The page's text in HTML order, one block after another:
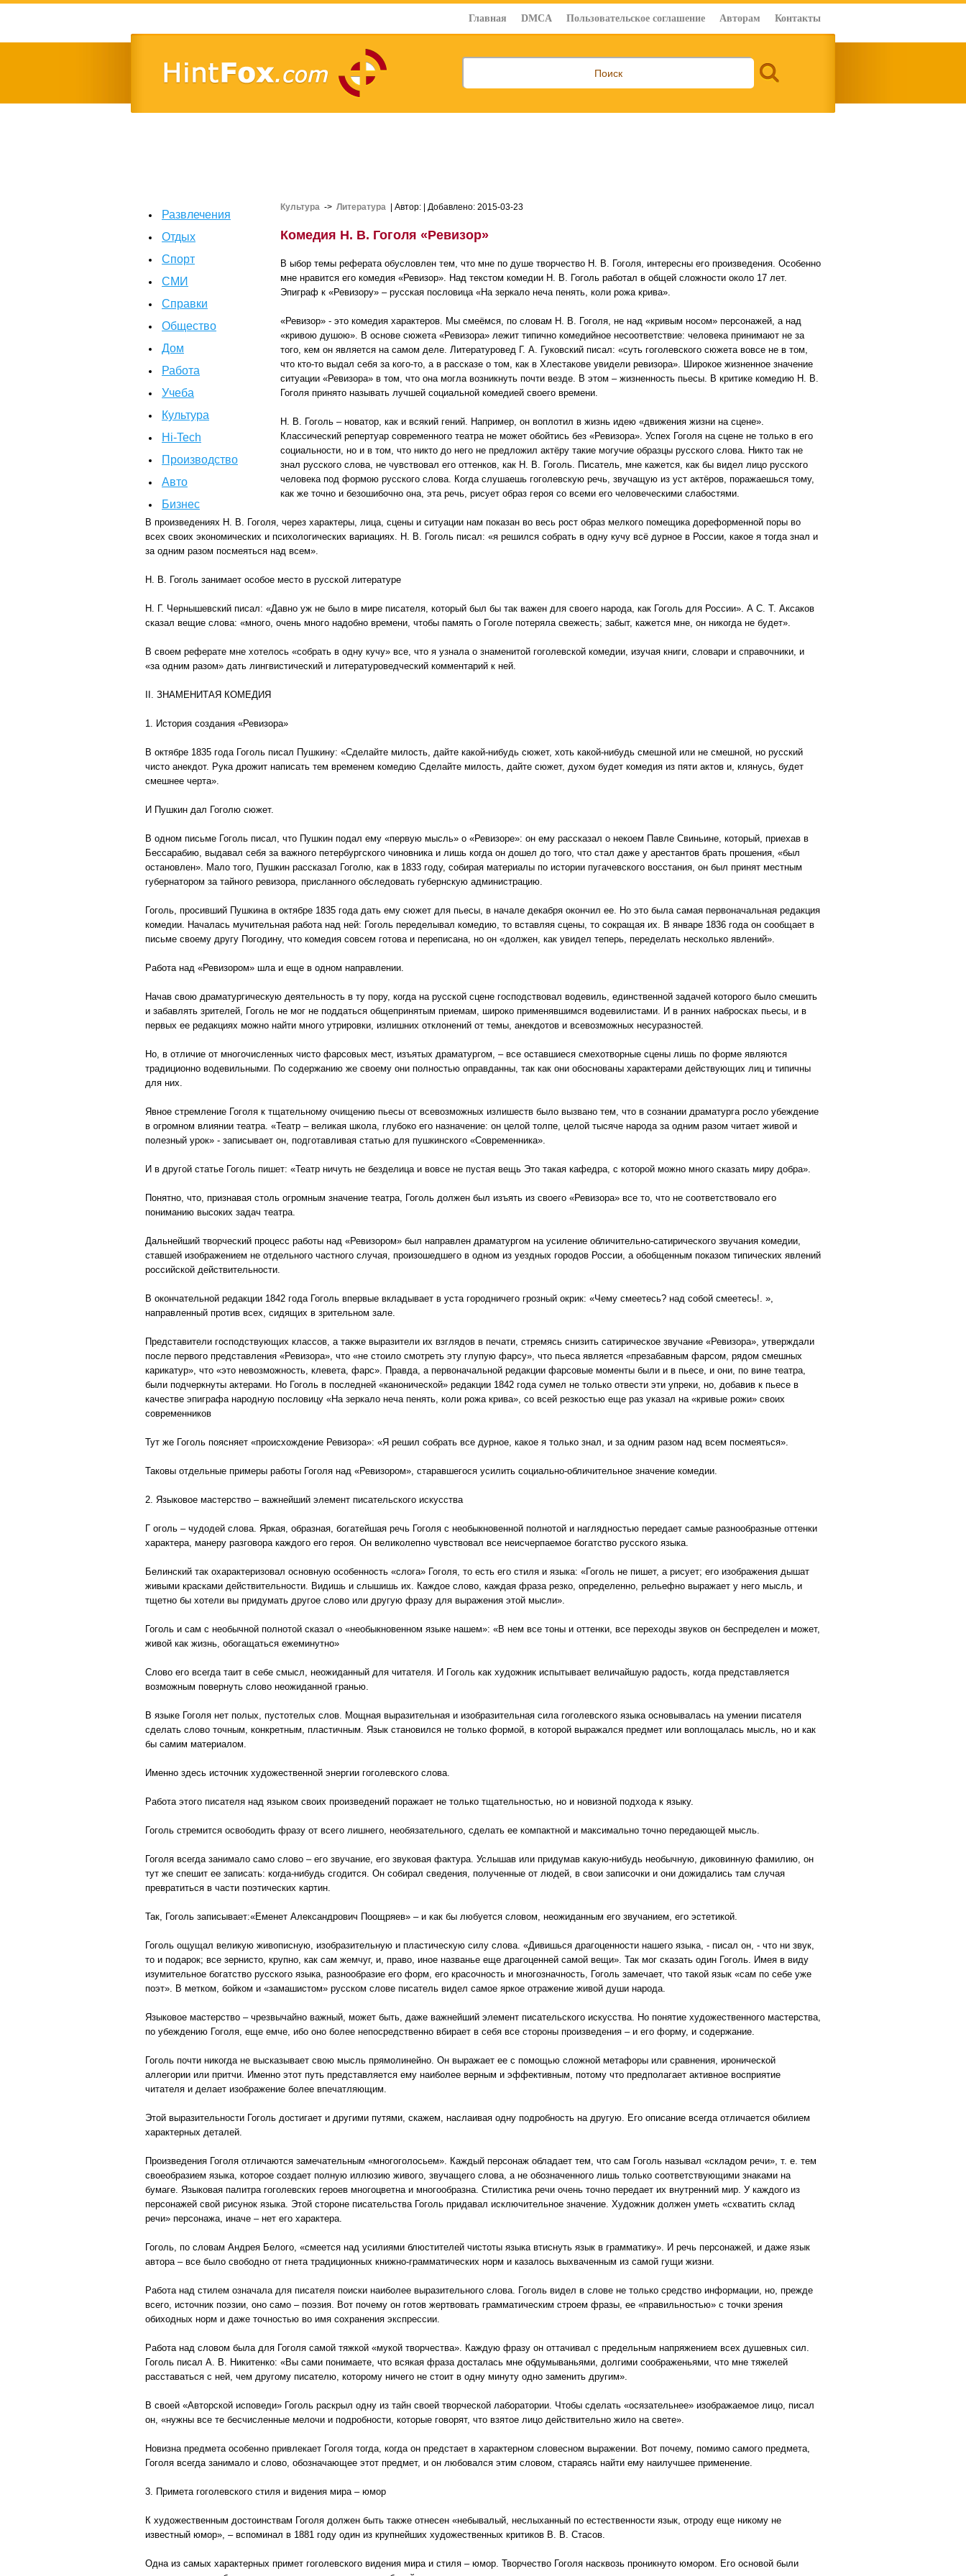
Главная DMCA Пользовательское соглашение Авторам Контакты
Развлечения
Отдых
Спорт
СМИ
Справки
Общество
Дом
Работа
Учеба
Культура
Hi-Tech
Производство
Авто
Бизнес
Культура -> Литература | Автор: | Добавлено: 2015-03-23
Комедия Н. В. Гоголя «Ревизор»
В ыбор темы реферата обусловлен тем, что мне по душе творчество Н. В. Гоголя, интересны его произведения. Особенно
мне нравится его комедия «Ревизор». Над текстом комедии Н. В. Гоголь работал в общей сложности около 17 лет.
Эпиграф к «Ревизору» – русская пословица «На зеркало неча пенять, коли рожа крива».
«Ревизор» - это комедия характеров. Мы смеёмся, по словам Н. В. Гоголя, не над «кривым носом» персонажей, а над
«кривою душою». В основе сюжета «Ревизора» лежит типично комедийное несоответствие: человека принимают не за
того, кем он является на самом деле. Литературовед Г. А. Гуковский писал: «суть гоголевского сюжета вовсе не в том,
что кто-то выдал себя за кого-то, а в рассказе о том, как в Хлестакове увидели ревизора». Широкое жизненное значение
ситуации «Ревизора» в том, что она могла возникнуть почти везде. В этом – жизненность пьесы. В критике комедию Н. В.
Гоголя принято называть лучшей социальной комедией своего времени.
Н. В. Гоголь – новатор, как и всякий гений. Например, он воплотил в жизнь идею «движения жизни на сцене».
Классический репертуар современного театра не может обойтись без «Ревизора». Успех Гоголя на сцене не только в его
социальности, но и в том, что никто до него не предложил актёру такие могучие образцы русского слова. Никто так не
знал русского слова, не чувствовал его оттенков, как Н. В. Гоголь. Писатель, мне кажется, как бы видел лицо русского
человека под формою русского слова. Когда слушаешь гоголевскую речь, звучащую из уст актёров, поражаешься тому,
как же точно и безошибочно она, эта речь, рисует образ героя со всеми его человеческими слабостями.
В произведениях Н. В. Гоголя, через характеры, лица, сцены и ситуации нам показан во весь рост образ мелкого помещика дореформенной поры во
всех своих экономических и психологических вариациях. Н. В. Гоголь писал: «я решился собрать в одну кучу всё дурное в России, какое я тогда знал и
за одним разом посмеяться над всем».
Н. В. Гоголь занимает особое место в русской литературе
Н. Г. Чернышевский писал: «Давно уж не было в мире писателя, который был бы так важен для своего народа, как Гоголь для России». А С. Т. Аксаков
сказал вещие слова: «много, очень много надобно времени, чтобы память о Гоголе потеряла свежесть; забыт, кажется мне, он никогда не будет».
В своем реферате мне хотелось «собрать в одну кучу» все, что я узнала о знаменитой гоголевской комедии, изучая книги, словари и справочники, и
«за одним разом» дать лингвистический и литературоведческий комментарий к ней.
II. ЗНАМЕНИТАЯ КОМЕДИЯ
1. История создания «Ревизора»
В октябре 1835 года Гоголь писал Пушкину: «Сделайте милость, дайте какой-нибудь сюжет, хоть какой-нибудь смешной или не смешной, но русский
чисто анекдот. Рука дрожит написать тем временем комедию Сделайте милость, дайте сюжет, духом будет комедия из пяти актов и, клянусь, будет
смешнее черта».
И Пушкин дал Гоголю сюжет.
В одном письме Гоголь писал, что Пушкин подал ему «первую мысль» о «Ревизоре»: он ему рассказал о некоем Павле Свиньине, который, приехав в
Бессарабию, выдавал себя за важного петербургского чиновника и лишь когда он дошел до того, что стал даже у арестантов брать прошения, «был
остановлен». Мало того, Пушкин рассказал Гоголю, как в 1833 году, собирая материалы по истории пугачевского восстания, он был принят местным
губернатором за тайного ревизора, присланного обследовать губернскую администрацию.
Гоголь, просивший Пушкина в октябре 1835 года дать ему сюжет для пьесы, в начале декабря окончил ее. Но это была самая первоначальная редакция
комедии. Началась мучительная работа над ней: Гоголь переделывал комедию, то вставляя сцены, то сокращая их. В январе 1836 года он сообщает в
письме своему другу Погодину, что комедия совсем готова и переписана, но он «должен, как увидел теперь, переделать несколько явлений».
Работа над «Ревизором» шла и еще в одном направлении.
Начав свою драматургическую деятельность в ту пору, когда на русской сцене господствовал водевиль, единственной задачей которого было смешить
и забавлять зрителей, Гоголь не мог не поддаться общепринятым приемам, широко применявшимся водевилистами. И в ранних набросках пьесы, и в
первых ее редакциях можно найти много утрировки, излишних отклонений от темы, анекдотов и всевозможных несуразностей.
Но, в отличие от многочисленных чисто фарсовых мест, изъятых драматургом, – все оставшиеся смехотворные сцены лишь по форме являются
традиционно водевильными. По содержанию же своему они полностью оправданны, так как они обоснованы характерами действующих лиц и типичны
для них.
Явное стремление Гоголя к тщательному очищению пьесы от всевозможных излишеств было вызвано тем, что в сознании драматурга росло убеждение
в огромном влиянии театра. «Театр – великая школа, глубоко его назначение: он целой толпе, целой тысяче народа за одним разом читает живой и
полезный урок» - записывает он, подготавливая статью для пушкинского «Современника».
И в другой статье Гоголь пишет: «Театр ничуть не безделица и вовсе не пустая вещь Это такая кафедра, с которой можно много сказать миру добра».
Понятно, что, признавая столь огромным значение театра, Гоголь должен был изъять из своего «Ревизора» все то, что не соответствовало его
пониманию высоких задач театра.
Дальнейший творческий процесс работы над «Ревизором» был направлен драматургом на усиление обличительно-сатирического звучания комедии,
ставшей изображением не отдельного частного случая, произошедшего в одном из уездных городов России, а обобщенным показом типических явлений
российской действительности.
В окончательной редакции 1842 года Гоголь впервые вкладывает в уста городничего грозный окрик: «Чему смеетесь? над собой смеетесь!. »,
направленный против всех, сидящих в зрительном зале.
Представители господствующих классов, а также выразители их взглядов в печати, стремясь снизить сатирическое звучание «Ревизора», утверждали
после первого представления «Ревизора», что «не стоило смотреть эту глупую фарсу», что пьеса является «презабавным фарсом, рядом смешных
карикатур», что «это невозможность, клевета, фарс». Правда, а первоначальной редакции фарсовые моменты были и в пьесе, и они, по вине театра,
были подчеркнуты актерами. Но Гоголь в последней «канонической» редакции 1842 года сумел не только отвести эти упреки, но, добавив к пьесе в
качестве эпиграфа народную пословицу «На зеркало неча пенять, коли рожа крива», со всей резкостью еще раз указал на «кривые рожи» своих
современников
Тут же Гоголь поясняет «происхождение Ревизора»: «Я решил собрать все дурное, какое я только знал, и за одним разом над всем посмеяться».
Таковы отдельные примеры работы Гоголя над «Ревизором», старавшегося усилить социально-обличительное значение комедии.
2. Языковое мастерство – важнейший элемент писательского искусства
Г оголь – чудодей слова. Яркая, образная, богатейшая речь Гоголя с необыкновенной полнотой и наглядностью передает самые разнообразные оттенки
характера, манеру разговора каждого его героя. Он великолепно чувствовал все неисчерпаемое богатство русского языка.
Белинский так охарактеризовал основную особенность «слога» Гоголя, то есть его стиля и языка: «Гоголь не пишет, а рисует; его изображения дышат
живыми красками действительности. Видишь и слышишь их. Каждое слово, каждая фраза резко, определенно, рельефно выражает у него мысль, и
тщетно бы хотели вы придумать другое слово или другую фразу для выражения этой мысли».
Гоголь и сам с необычной полнотой сказал о «необыкновенном языке нашем»: «В нем все тоны и оттенки, все переходы звуков он беспределен и может,
живой как жизнь, обогащаться ежеминутно»
Слово его всегда таит в себе смысл, неожиданный для читателя. И Гоголь как художник испытывает величайшую радость, когда представляется
возможным повернуть слово неожиданной гранью.
В языке Гоголя нет полых, пустотелых слов. Мощная выразительная и изобразительная сила гоголевского языка основывалась на умении писателя
сделать слово точным, конкретным, пластичным. Язык становился не только формой, в которой выражался предмет или воплощалась мысль, но и как
бы самим материалом.
Именно здесь источник художественной энергии гоголевского слова.
Работа этого писателя над языком своих произведений поражает не только тщательностью, но и новизной подхода к языку.
Гоголь стремится освободить фразу от всего лишнего, необязательного, сделать ее компактной и максимально точно передающей мысль.
Гоголя всегда занимало само слово – его звучание, его звуковая фактура. Услышав или придумав какую-нибудь необычную, диковинную фамилию, он
тут же спешит ее записать: когда-нибудь сгодится. Он собирал сведения, полученные от людей, в свои записочки и они дожидались там случая
превратиться в части поэтических картин.
Так, Гоголь записывает:«Еменет Александрович Поощряев» – и как бы любуется словом, неожиданным его звучанием, его эстетикой.
Гоголь ощущал великую живописную, изобразительную и пластическую силу слова. «Дивишься драгоценности нашего языка, - писал он, - что ни звук,
то и подарок; все зернисто, крупно, как сам жемчуг, и, право, иное названье еще драгоценней самой вещи». Так мог сказать один Гоголь. Имея в виду
изумительное богатство русского языка, разнообразие его форм, его красочность и многозначность, Гоголь замечает, что такой язык «сам по себе уже
поэт». В метком, бойком и «замашистом» русском слове писатель видел самое яркое отражение живой души народа.
Языковое мастерство – чрезвычайно важный, может быть, даже важнейший элемент писательского искусства. Но понятие художественного мастерства,
по убеждению Гоголя, еще емче, ибо оно более непосредственно вбирает в себя все стороны произведения – и его форму, и содержание.
Гоголь почти никогда не высказывает свою мысль прямолинейно. Он выражает ее с помощью сложной метафоры или сравнения, иронической
аллегории или притчи. Именно этот путь представляется ему наиболее верным и эффективным, потому что предполагает активное восприятие
читателя и делает изображение более впечатляющим.
Этой выразительности Гоголь достигает и другими путями, скажем, наслаивая одну подробность на другую. Его описание всегда отличается обилием
характерных деталей.
Произведения Гоголя отличаются замечательным «многоголосьем». Каждый персонаж обладает тем, что сам Гоголь называл «складом речи», т. е. тем
своеобразием языка, которое создает полную иллюзию живого, звучащего слова, а не обозначенного лишь только соответствующими знаками на
бумаге. Языковая палитра гоголевских героев многоцветна и многообразна. Стилистика речи очень точно передает их внутренний мир. У каждого из
персонажей свой рисунок языка. Этой стороне писательства Гоголь придавал исключительное значение. Художник должен уметь «схватить склад
речи» персонажа, иначе – нет его характера.
Гоголь, по словам Андрея Белого, «смеется над усилиями блюстителей чистоты языка втиснуть язык в грамматику». И речь персонажей, и даже язык
автора – все было свободно от гнета традиционных книжно-грамматических норм и казалось выхваченным из самой гущи жизни.
Работа над стилем означала для писателя поиски наиболее выразительного слова. Гоголь видел в слове не только средство информации, но, прежде
всего, источник поэзии, оно само – поэзия. Вот почему он готов жертвовать грамматическим строем фразы, ее «правильностью» с точки зрения
обиходных норм и даже точностью во имя сохранения экспрессии.
Работа над словом была для Гоголя самой тяжкой «мукой творчества». Каждую фразу он оттачивал с предельным напряжением всех душевных сил.
Гоголь писал А. В. Никитенко: «Вы сами понимаете, что всякая фраза досталась мне обдумываньями, долгими соображеньями, что мне тяжелей
расставаться с ней, чем другому писателю, которому ничего не стоит в одну минуту одно заменить другим».
В своей «Авторской исповеди» Гоголь раскрыл одну из тайн своей творческой лаборатории. Чтобы сделать «осязательнее» изображаемое лицо, писал
он, «нужны все те бесчисленные мелочи и подробности, которые говорят, что взятое лицо действительно жило на свете».
Новизна предмета особенно привлекает Гоголя тогда, когда он предстает в характерном словесном выражении. Вот почему, помимо самого предмета,
Гоголя всегда занимало и слово, обозначающее этот предмет, и он любовался этим словом, стараясь найти ему наилучшее применение.
3. Примета гоголевского стиля и видения мира – юмор
К художественным достоинствам Гоголя должен быть также отнесен «небывалый, неслыханный по естественности язык, отроду еще никому не
известный юмор», – вспоминал в 1881 году один из крупнейших художественных критиков В. В. Стасов.
Одна из самых характерных примет гоголевского видения мира и стиля – юмор. Творчество Гоголя насквозь проникнуто юмором. Его основой были